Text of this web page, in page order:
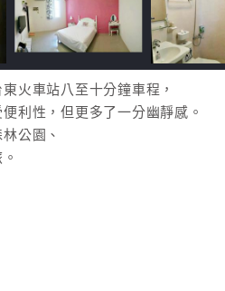
火車站八至十分鐘車程，
利性，但更多了一分幽靜感。
公園、